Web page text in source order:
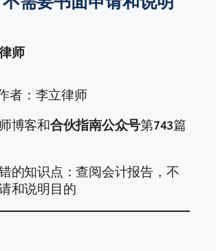
师
者：李立律师
博客和合伙指南公众号第743篇
的知识点：查阅会计报告，不
和说明目的